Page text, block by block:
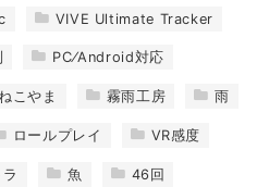
VIVE Ultimate Tracker
PC⁄Android対応
こやま 霧雨工房 雨
ロールプレイ VR感度
魚 46回